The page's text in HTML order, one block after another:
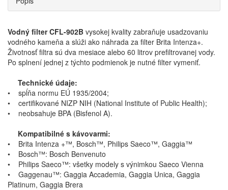
Vodný filter CFL-902B vysokej kvality zabraňuje usadzovaniu
vodného kameňa a slúži ako náhrada za filter Brita Intenza+.
Životnosť filtra sú dva mesiace alebo 60 litrov prefiltrovanej vody.
Po splnení jednej z týchto podmienok je nutné filter vymeniť.
Technické údaje:
• spĺňa normu EÚ 1935/2004;
• certifikované NIZP NIH (National Institute of Public Health);
• neobsahuje BPA (Bisfenol A).
Kompatibilné s kávovarmi:
• Brita Intenza +™, Bosch™, Philips Saeco™, Gaggia™
• Bosch™: Bosch Benvenuto
• Philips Saeco™: všetky modely s výnimkou Saeco Vienna
• Gaggenau™: Gaggia Accademia, Gaggia Unica, Gaggia
Platinum, Gaggia Brera